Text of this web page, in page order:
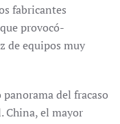
fabricantes
provocó-
de equipos muy
del fracaso
China, el mayor